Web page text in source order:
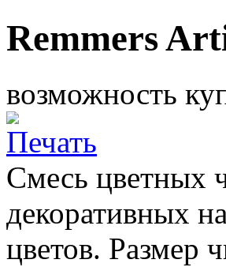
Remmers
возможность
Смесь цветных
декоративных
цветов. Размер